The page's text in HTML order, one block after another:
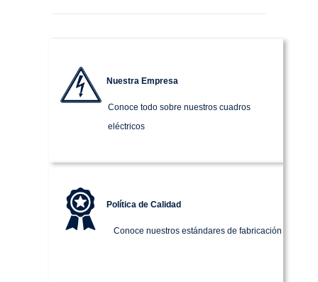
Nuestra Empresa
Conoce todo sobre nuestros cuadros
eléctricos
Política de Calidad
Conoce nuestros estándares de fabricación